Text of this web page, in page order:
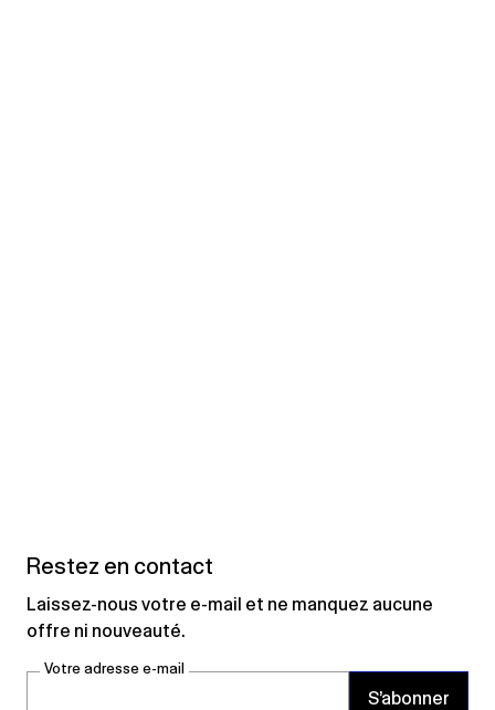
Restez en contact
Laissez-nous votre e-mail et ne manquez aucune
offre ni nouveauté.
Votre adresse e-mail
S’abonner